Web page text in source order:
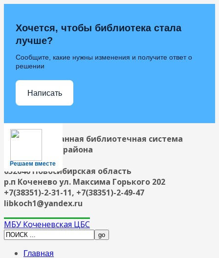
Решаем вместе
Хочется, чтобы библиотека стала
лучше?
Сообщите, какие нужны изменения и получите ответ о
решении
Написать
Централизованная библиотечная система
Коченевского района
632640 Новосибирская область
р.п Коченево ул. Максима Горького 202
+7(38351)-2-31-11, +7(38351)-2-49-47
libkoch1@yandex.ru
МБУ Коченевская ЦБС
Главная